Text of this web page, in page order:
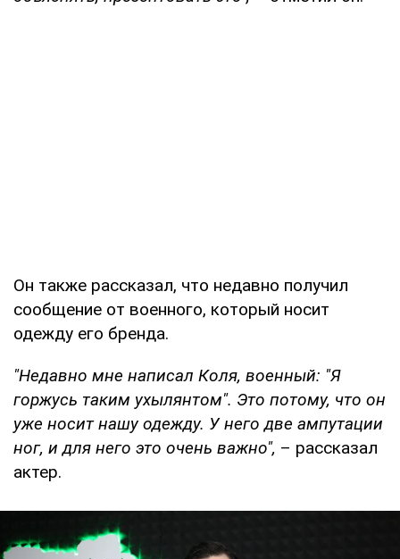
Он также рассказал, что недавно получил
сообщение от военного, который носит
одежду его бренда.
"Недавно мне написал Коля, военный: "Я
горжусь таким ухылянтом". Это потому, что он
уже носит нашу одежду. У него две ампутации
ног, и для него это очень важно", – рассказал
актер.